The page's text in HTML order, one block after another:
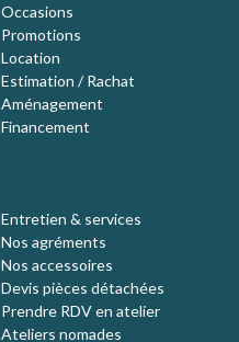
Occasions
Promotions
Location
Estimation / Rachat
Aménagement
Financement
Entretien & services
Nos agréments
Nos accessoires
Devis pièces détachées
Prendre RDV en atelier
Ateliers nomades